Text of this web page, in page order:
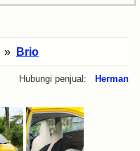
» Brio
Hubungi penjual:
Herman